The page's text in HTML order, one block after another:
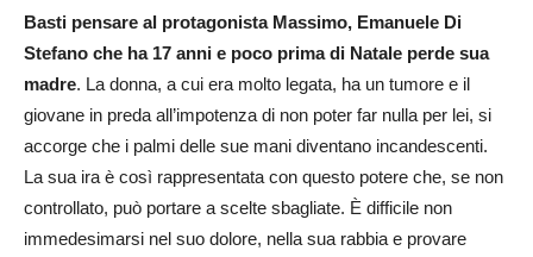
Basti pensare al protagonista Massimo, Emanuele Di
Stefano che ha 17 anni e poco prima di Natale perde sua
madre. La donna, a cui era molto legata, ha un tumore e il
giovane in preda all’impotenza di non poter far nulla per lei, si
accorge che i palmi delle sue mani diventano incandescenti.
La sua ira è così rappresentata con questo potere che, se non
controllato, può portare a scelte sbagliate. È difficile non
immedesimarsi nel suo dolore, nella sua rabbia e provare